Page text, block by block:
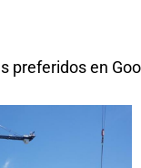
preferidos en